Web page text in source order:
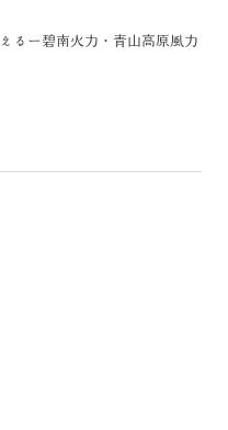
るー碧南火力・青山高原風力